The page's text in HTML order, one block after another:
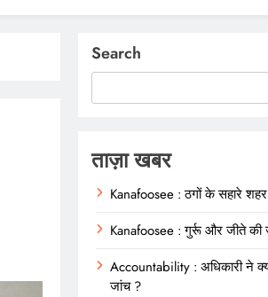
Search
ताज़ा खबर
Kanafoosee : ठगों के सहारे शहर
Kanafoosee : गुर्रू और जीते की
Accountability : अधिकारी ने
जांच ?